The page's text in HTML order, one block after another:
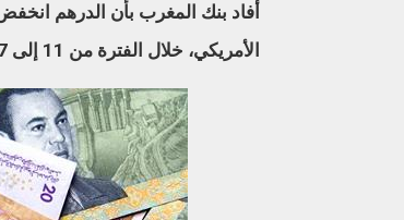
الأمريكي، خلال الفترة من 11 إلى 17 غشت الجاري.